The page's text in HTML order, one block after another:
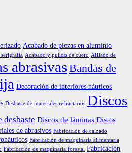
Acabado de piezas en aluminio
serigrafía Acabado y pulido de cuero Afilado de
abrasivasBandas de
Decoración de interiores náuticos
Desbaste de materiales refractarios Discos
desbaste Discos de láminas Discos
de abrasivos Fabricación de calzado
Fabricación de maquinaria alimentaria
Fabricación de maquinaria forestal Fabricación